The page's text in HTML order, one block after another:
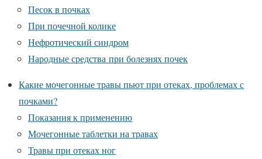
Песок в почках
При почечной колике
Нефротический синдром
Народные средства при болезнях почек
Какие мочегонные травы пьют при отеках, проблемах с
почками?
Показания к применению
Мочегонные таблетки на травах
Травы при отеках ног